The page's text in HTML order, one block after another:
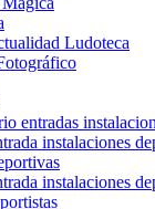
Ludoteca
entradas
instalaciones
instalaciones